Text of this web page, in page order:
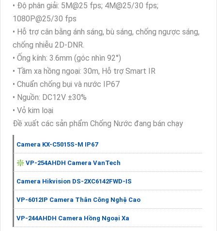
• Độ phân giải: 5M@25 fps; 4M@25/30 fps;
1080P@25/30 fps
• Hỗ trợ cân bằng ánh sáng, bù sáng, chống ngược sáng,
chống nhiễu 2D-DNR.
• Ống kính: 3.6mm (góc nhìn 92°)
• Tầm xa hồng ngoại: 30m, Hỗ trợ Smart IR
• Chuẩn chống bụi và nước IP67
• Nguồn: DC12V ±30%
• Vỏ kim loại
Đề xuất các sản phẩm Chống Nước đang bán chạy
Camera KX-C5015S-M IP67
❇ VP-254AHDH Camera VanTech
Camera Hikvision DS-2XC6142FWD-IS
VP-6012IP Camera Thân Công Nghệ Cao
VP-244AHDH Camera Hồng Ngoại Xa